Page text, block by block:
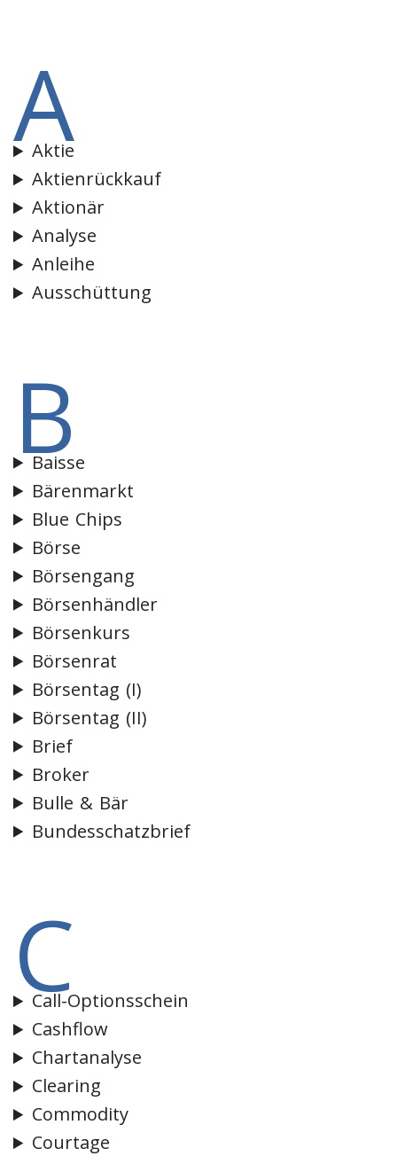
A
Aktie
Aktienrückkauf
Aktionär
Analyse
Anleihe
Ausschüttung
B
Baisse
Bärenmarkt
Blue Chips
Börse
Börsengang
Börsenhändler
Börsenkurs
Börsenrat
Börsentag (I)
Börsentag (II)
Brief
Broker
Bulle & Bär
Bundesschatzbrief
C
Call-Optionsschein
Cashflow
Chartanalyse
Clearing
Commodity
Courtage